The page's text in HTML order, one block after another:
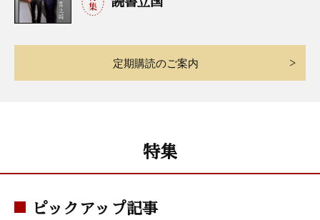
定期購読のご案内
特集
ピックアップ記事